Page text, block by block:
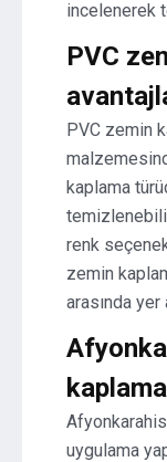
incelenerek
PVC
PVC zemin
kaplama
renk
zemin
arasında yer
uygulama